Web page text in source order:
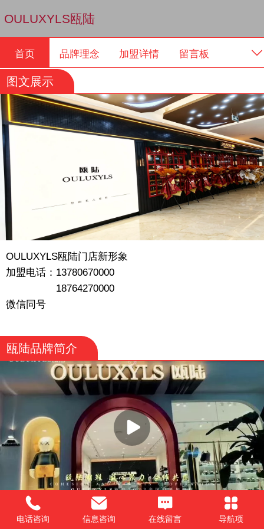
OULUXYLS瓯陆
首页 品牌理念 加盟详情 留言板
图文展示
OULUXYLS瓯陆门店新形象
加盟电话：13780670000
18764270000
微信同号
瓯陆品牌简介
电话咨询 信息咨询 在线留言 导航项